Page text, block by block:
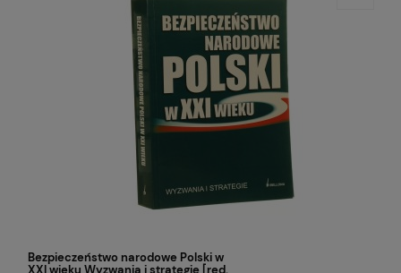
Bezpieczeństwo narodowe Polski w
XXI wieku Wyzwania i strategie [red.